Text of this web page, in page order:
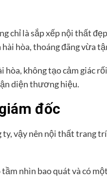
chỉ là sắp xếp nội thất
hòa, thoáng đãng vừa
hòa, không tạo cảm giác
diện thương hiệu.
đốc
vậy nên nội thất trang
nhìn bao quát và có